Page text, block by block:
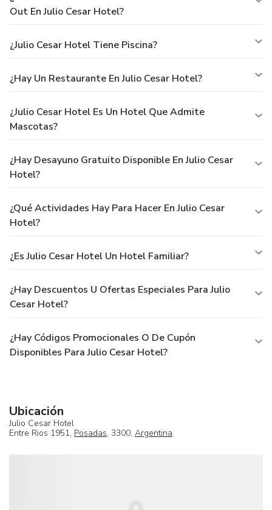
Out En Julio Cesar Hotel?
¿Julio Cesar Hotel Tiene Piscina?
¿Hay Un Restaurante En Julio Cesar Hotel?
¿Julio Cesar Hotel Es Un Hotel Que Admite
Mascotas?
¿Hay Desayuno Gratuito Disponible En Julio Cesar
Hotel?
¿Qué Actividades Hay Para Hacer En Julio Cesar
Hotel?
¿Es Julio Cesar Hotel Un Hotel Familiar?
¿Hay Descuentos U Ofertas Especiales Para Julio
Cesar Hotel?
¿Hay Códigos Promocionales O De Cupón
Disponibles Para Julio Cesar Hotel?
Ubicación
Julio Cesar Hotel
Entre Rios 1951, Posadas, 3300, Argentina